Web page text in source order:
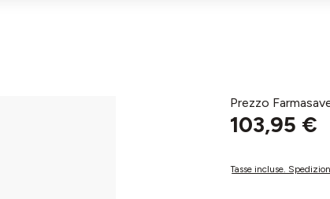
Prezzo
103,95 €
Tasse incluse.